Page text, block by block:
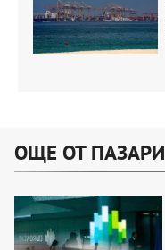
ОЩЕ ОТ ПАЗАРИ